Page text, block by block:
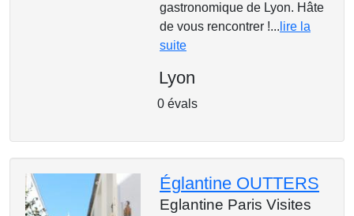
gastronomique de Lyon. Hâte
de vous rencontrer !... lire la
suite
Lyon
0 évals
Églantine OUTTERS
Eglantine Paris Visites